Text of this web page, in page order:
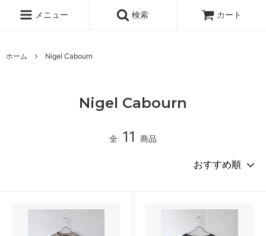
メニュー 検索 カート
ホーム Nigel Cabourn
Nigel Cabourn
全 11 商品